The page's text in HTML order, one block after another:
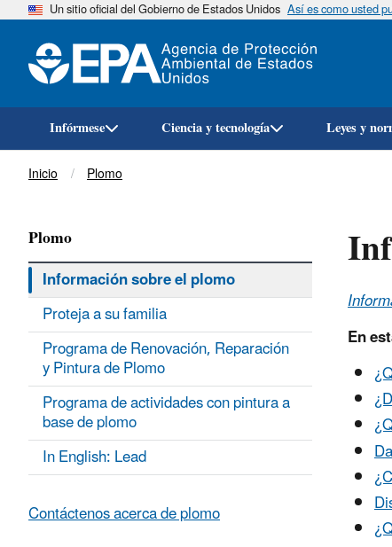
Un sitio oficial del Gobierno de Estados Unidos Así es como usted
Infórmese Ciencia y tecnología Leyes y
Breadcrumb
Inicio Plomo
En
Plomo
Información sobre el plomo
Proteja a su familia
Programa de Renovación, Reparación
y Pintura de Plomo
Programa de actividades con pintura a
base de plomo
In English: Lead
Contáctenos acerca de plomo